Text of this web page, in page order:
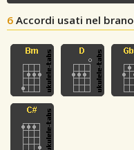
6 Accordi usati nel brano